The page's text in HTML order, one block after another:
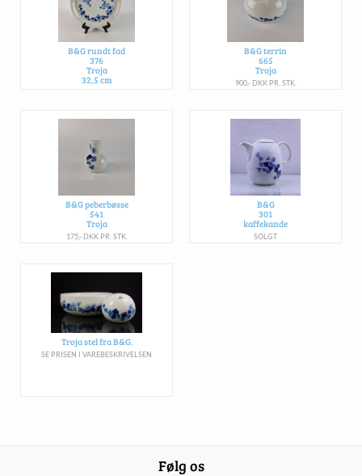
B&G rundt fad
376
Troja
32,5 cm
B&G terrin
665
Troja
900,- DKK PR. STK.
B&G peberbøsse
541
Troja
175,- DKK PR. STK.
B&G
301
kaffekande
SOLGT
Troja stel fra B&G.
SE PRISEN I VAREBESKRIVELSEN
Følg os